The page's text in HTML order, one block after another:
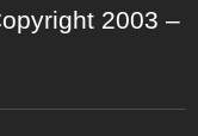
2003 –